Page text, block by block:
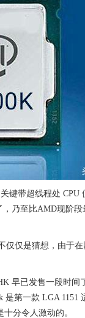
键带超线程处 CPU
乃至比AMD现阶段
仅仅是猜想，由于
早已发售一段时
是第一款 LGA
分令人激动的。